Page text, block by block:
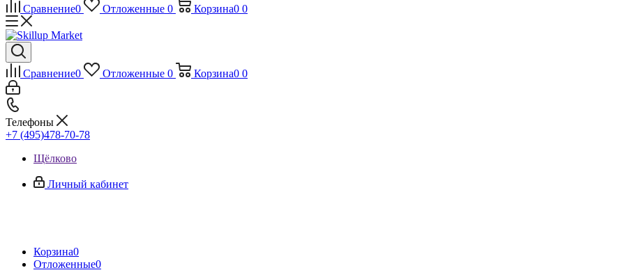
Сравнение0 Отложенные 0 Корзина0 0
Сравнение0 Отложенные 0 Корзина0 0
Телефоны
+7 (495)478-70-78
Щёлково
Личный кабинет
Корзина0
Отложенные0